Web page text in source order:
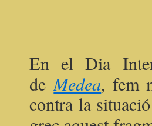
En el Dia
deMedea, fem
contra la